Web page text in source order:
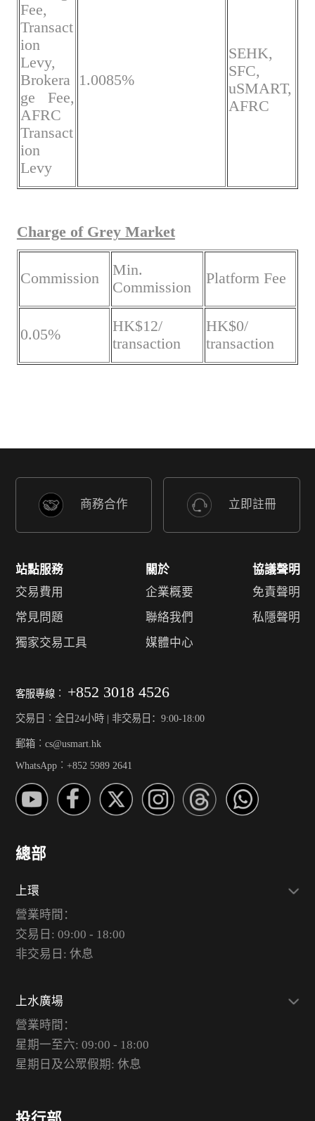
Fee,
Transact
ion
Levy,
Brokera
ge Fee,
AFRC
Transact
ion
Levy
1.0085%
SEHK,
SFC,
uSMART,
AFRC
Charge of Grey Market
Commission
Min.
Commission
Platform Fee
0.05%
HK$12/
transaction
HK$0/
transaction
商務合作 立即註冊
站點服務
交易費用
常見問題
獨家交易工具
關於
企業概要
聯絡我們
媒體中心
協議聲明
免責聲明
私隱聲明
客服專線︰ +852 3018 4526
交易日︰全日24小時 | 非交易日：9:00-18:00
郵箱︰cs@usmart.hk
WhatsApp︰+852 5989 2641
總部
上環
營業時間：
交易日: 09:00 - 18:00
非交易日: 休息
上水廣場
營業時間：
星期一至六: 09:00 - 18:00
星期日及公眾假期: 休息